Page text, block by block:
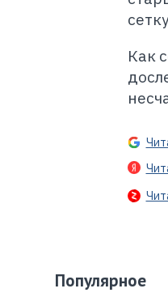
Как
Популярное